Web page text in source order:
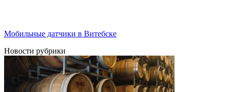
Мобильные датчики в Витебске
Новости рубрики